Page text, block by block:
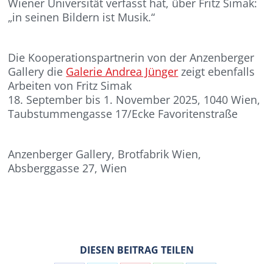
Wiener Universität verfasst hat, über Fritz Simak:
„in seinen Bildern ist Musik.“
Die Kooperationspartnerin von der Anzenberger
Gallery die Galerie Andrea Jünger zeigt ebenfalls
Arbeiten von Fritz Simak
18. September bis 1. November 2025, 1040 Wien,
Taubstummengasse 17/Ecke Favoritenstraße
Anzenberger Gallery, Brotfabrik Wien,
Absberggasse 27, Wien
DIESEN BEITRAG TEILEN